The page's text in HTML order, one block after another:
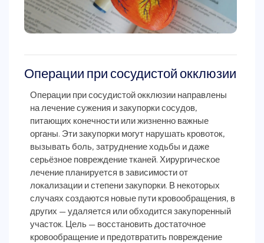
Операции при сосудистой окклюзии
Операции при сосудистой окклюзии направлены
на лечение сужения и закупорки сосудов,
питающих конечности или жизненно важные
органы. Эти закупорки могут нарушать кровоток,
вызывать боль, затруднение ходьбы и даже
серьёзное повреждение тканей. Хирургическое
лечение планируется в зависимости от
локализации и степени закупорки. В некоторых
случаях создаются новые пути кровообращения, в
других — удаляется или обходится закупоренный
участок. Цель — восстановить достаточное
кровообращение и предотвратить повреждение